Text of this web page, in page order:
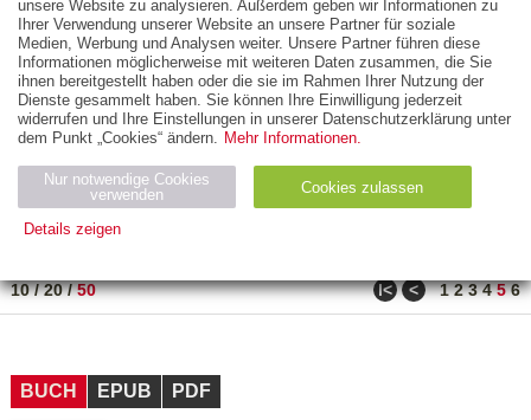
AUSGABEART
AUS DER REIHE
ZUM THEMA
Neuerscheinung
Bestseller
PREIS
10/20/50 ǀ< < 1 2 3 4 5 6
BUCH EPUB PDF
unsere Website zu analysieren. Außerdem geben wir Informationen zu
Ihrer Verwendung unserer Website an unsere Partner für soziale
Medien, Werbung und Analysen weiter. Unsere Partner führen diese
Informationen möglicherweise mit weiteren Daten zusammen, die Sie
ihnen bereitgestellt haben oder die sie im Rahmen Ihrer Nutzung der
Dienste gesammelt haben. Sie können Ihre Einwilligung jederzeit
widerrufen und Ihre Einstellungen in unserer Datenschutzerklärung unter
dem Punkt „Cookies“ ändern. Mehr Informationen.
Nur notwendige Cookies
verwenden
Cookies zulassen
Details zeigen
Name Zweck
ESSION
_ID
verlag.
de
Session verwendet